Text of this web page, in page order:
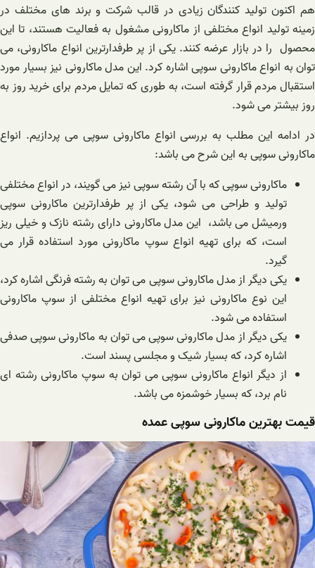
هم اکنون تولید کنندگان زیادی در قالب شرکت و برند های مختلف در
زمینه تولید انواع مختلفی از ماکارونی مشغول به فعالیت هستند، تا این
محصول را در بازار عرضه کنند. یکی از پر طرفدارترین انواع ماکارونی، می
توان به انواع ماکارونی سوپی اشاره کرد‌. این مدل ماکارونی نیز بسیار مورد
استقبال مردم قرار گرفته است، به طوری که تمایل مردم برای خرید روز به
روز بیشتر می شود.
در ادامه این مطلب به بررسی انواع ماکارونی سوپی می پردازیم. انواع
ماکارونی سوپی به این شرح می باشد:
ماکارونی سوپی که با آن رشته سوپی نیز می گویند، در انواع مختلفی
تولید و طراحی می شود، یکی از پر طرفدارترین ماکارونی سوپی
ورمیشل می باشد، این مدل ماکارونی دارای رشته نازک و خیلی ریز
است، که برای تهیه انواع سوپ ماکارونی مورد استفاده قرار می
گیرد.
یکی دیگر از مدل ماکارونی سوپی می توان به رشته فرنگی اشاره کرد،
این نوع ماکارونی نیز برای تهیه انواع مختلفی از سوپ ماکارونی
استفاده می شود.
یکی دیگر از مدل ماکارونی سوپی می توان به ماکارونی سوپی صدفی
اشاره کرد، که بسیار شیک و مجلسی پسند است.
از دیگر انواع ماکارونی سوپی می توان به سوپ ماکارونی رشته ای
نام برد، که بسیار خوشمزه می باشد.
قیمت بهترین ماکارونی سوپی عمده